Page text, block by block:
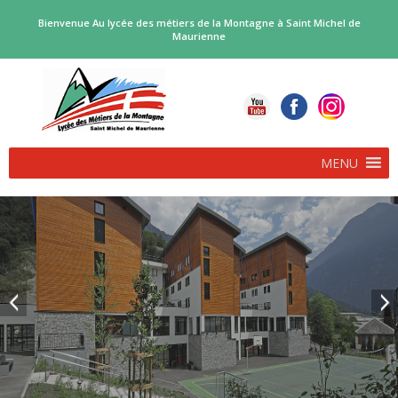
Bienvenue Au lycée des métiers de la Montagne à Saint Michel de
Maurienne
MENU
PROCEDURE D’AFFECTATION EN FORMATIONS BI-
QUALIFIANTES…
POLE SKI ALPINISME RENTREE 2026